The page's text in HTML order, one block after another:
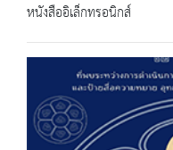
หนังสืออิเล็กทรอนิกส์